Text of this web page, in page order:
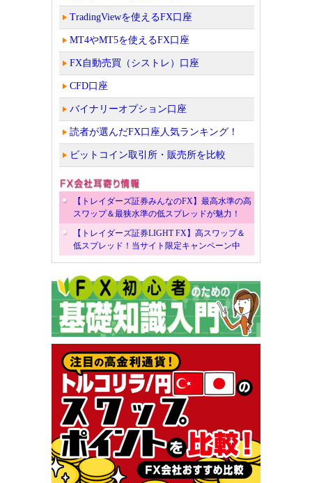
TradingViewを使えるFX口座
MT4やMT5を使えるFX口座
FX自動売買（シストレ）口座
CFD口座
バイナリーオプション口座
読者が選んだFX口座人気ランキング！
ビットコイン取引所・販売所を比較
【トレイダーズ証券みんなのFX】最高水準の高
スワップ＆最狭水準の低スプレッドが魅力！
【トレイダーズ証券LIGHT FX】高スワップ＆
低スプレッド！当サイト限定キャンペーン中